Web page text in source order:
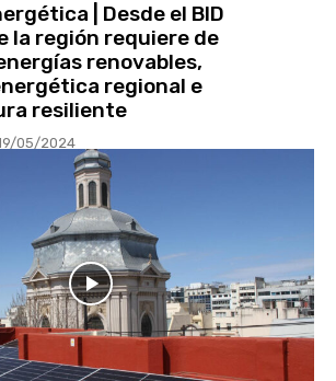
| Desde el BID
la región requiere de
renovables,
regional e
resiliente
05/2024